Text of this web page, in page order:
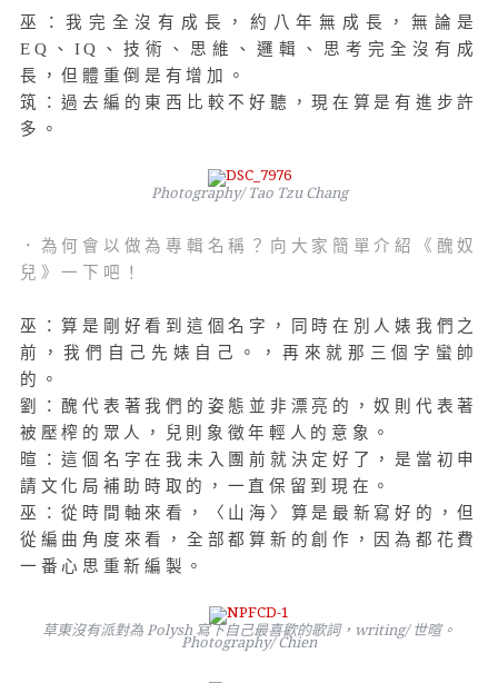
巫：我完全沒有成長，約八年無成長，無論是
EQ、IQ、技術、思維、邏輯、思考完全沒有成
長，但體重倒是有增加。
筑：過去編的東西比較不好聽，現在算是有進步許
多。
Photography/ Tao Tzu Chang
．為何會以做為專輯名稱？向大家簡單介紹《醜奴
兒》一下吧！
巫：算是剛好看到這個名字，同時在別人婊我們之
前，我們自己先婊自己。，再來就那三個字蠻帥
的。
劉：醜代表著我們的姿態並非漂亮的，奴則代表著
被壓榨的眾人，兒則象徵年輕人的意象。
暄：這個名字在我未入團前就決定好了，是當初申
請文化局補助時取的，一直保留到現在。
巫：從時間軸來看，〈山海〉算是最新寫好的，但
從編曲角度來看，全部都算新的創作，因為都花費
一番心思重新編製。
草東沒有派對為 Polysh 寫下自己最喜歡的歌詞，writing/ 世暄。
Photography/ Chien